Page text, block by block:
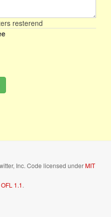
resterend
Inc. Code licensed underMIT
1.1.